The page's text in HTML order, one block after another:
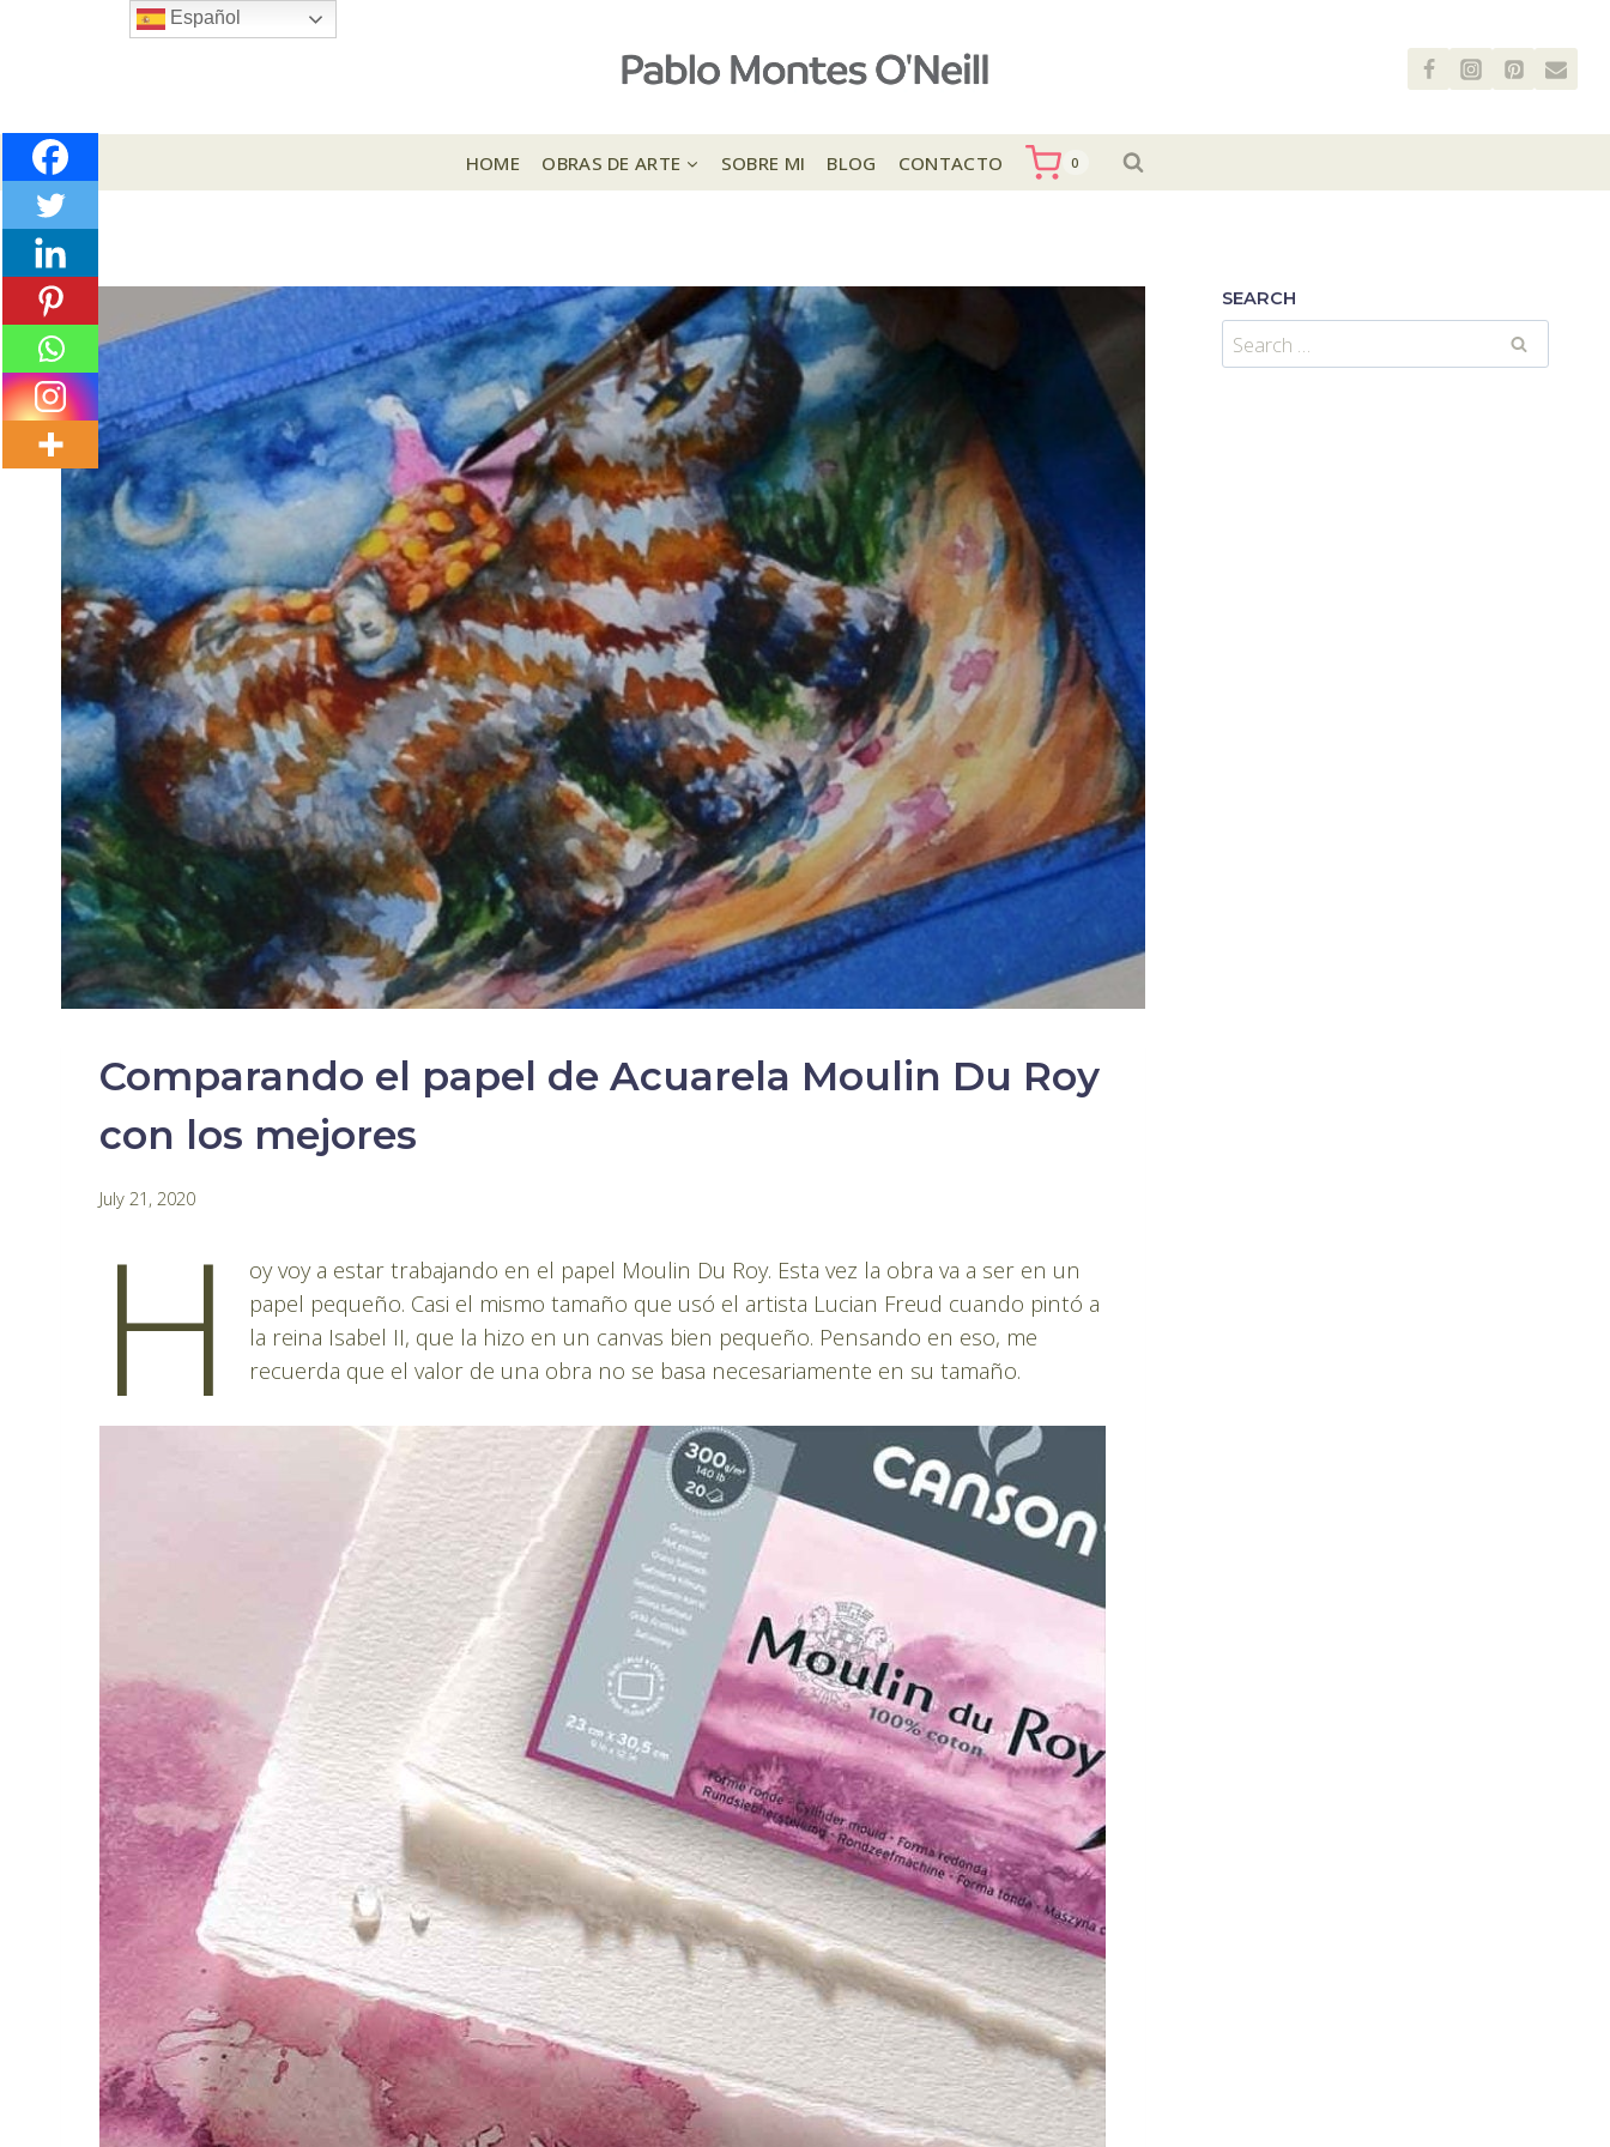
HOME OBRAS DE ARTE SOBRE MI BLOG CONTACTO 0
Comparando el papel de Acuarela Moulin Du Roy
con los mejores
By
Montes
July 21, 2020
H
oy voy a estar trabajando en el papel Moulin Du Roy. Esta vez la obra va a ser en un
papel pequeño. Casi el mismo tamaño que usó el artista Lucian Freud cuando pintó a
la reina Isabel II, que la hizo en un canvas bien pequeño. Pensando en eso, me
recuerda que el valor de una obra no se basa necesariamente en su tamaño.
SEARCH
Search
for:
Español